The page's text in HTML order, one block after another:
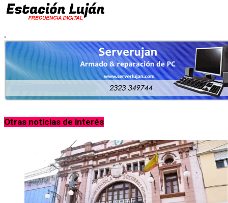
.
Otras noticias de interés